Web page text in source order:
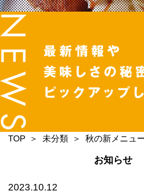
TOP 未分類 秋の新メニュ
お知らせ
2023.10.12